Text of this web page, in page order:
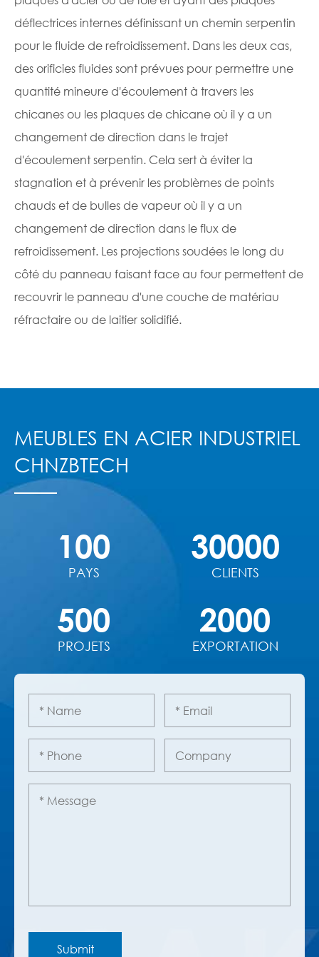
déflectrices internes définissant un chemin serpentin
pour le fluide de refroidissement. Dans les deux cas,
des orificies fluides sont prévues pour permettre une
quantité mineure d'écoulement à travers les
chicanes ou les plaques de chicane où il y a un
changement de direction dans le trajet
d'écoulement serpentin. Cela sert à éviter la
stagnation et à prévenir les problèmes de points
chauds et de bulles de vapeur où il y a un
changement de direction dans le flux de
refroidissement. Les projections soudées le long du
côté du panneau faisant face au four permettent de
recouvrir le panneau d'une couche de matériau
réfractaire ou de laitier solidifié.
MEUBLES EN ACIER INDUSTRIEL
CHNZBTECH
100
PAYS
30000
CLIENTS
500
PROJETS
2000
EXPORTATION